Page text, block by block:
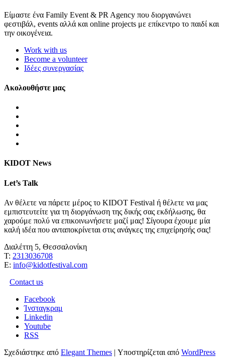
Είμαστε ένα Family Event & PR Agency που διοργανώνει
φεστιβάλ, events αλλά και online projects με επίκεντρο το παιδί και
την οικογένεια.
Work with us
Become a volunteer
Ιδέες συνεργασίας
Ακολουθήστε μας
KIDOT News
Let’s Talk
Αν θέλετε να πάρετε μέρος το KIDOT Festival ή θέλετε να μας
εμπιστευτείτε για τη διοργάνωση της δικής σας εκδήλωσης, θα
χαρούμε πολύ να επικοινωνήσετε μαζί μας! Σίγουρα έχουμε μία
καλή ιδέα που ανταποκρίνεται στις ανάγκες της επιχείρησής σας!
Διαλέττη 5, Θεσσαλονίκη
Τ: 2313036708
Ε: info@kidotfestival.com
Contact us
Facebook
Ίνσταγκραμ
Linkedin
Youtube
RSS
Σχεδιάστηκε από Elegant Themes | Υποστηρίζεται από WordPress